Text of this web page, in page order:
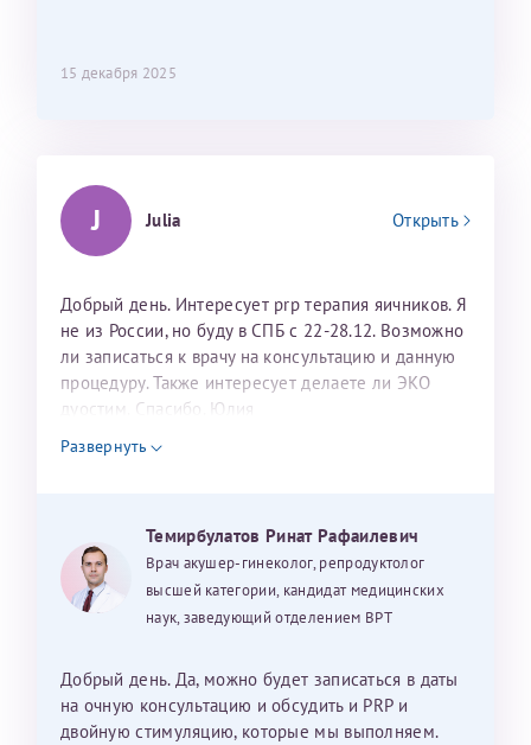
15 декабря 2025
J Julia Открыть
Добрый день. Интересует prp терапия яичников. Я
не из России, но буду в СПБ с 22-28.12. Возможно
ли записаться к врачу на консультацию и данную
процедуру. Также интересует делаете ли ЭКО
дуостим. Спасибо. Юлия
Развернуть
Темирбулатов Ринат Рафаилевич
Врач акушер-гинеколог, репродуктолог
высшей категории, кандидат медицинских
наук, заведующий отделением ВРТ
Добрый день. Да, можно будет записаться в даты
на очную консультацию и обсудить и PRP и
двойную стимуляцию, которые мы выполняем.